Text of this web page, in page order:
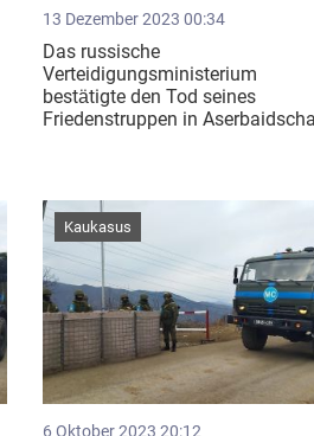
13 Dezember 2023 00:34
Das russische
Verteidigungsministerium
bestätigte den Tod seines
Friedenstruppen in
6 Oktober 2023 20:12
Kaukasus